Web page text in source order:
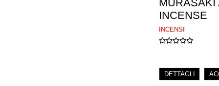
MURASAKI
INCENSE
INCENSI
DETTAGLI